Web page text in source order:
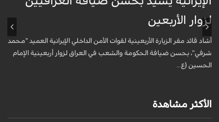
لزوار الأربعين
أشاد قائد مقر الزيارة الأربعينية لقوات الأمن الداخلي الإيرانية العميد "محمد
شرفي"، بحسن ضيافة الحكومة والشعب في العراق لزوار أربعينية الإمام
الحسين (ع...
الأكثر مشاهدة